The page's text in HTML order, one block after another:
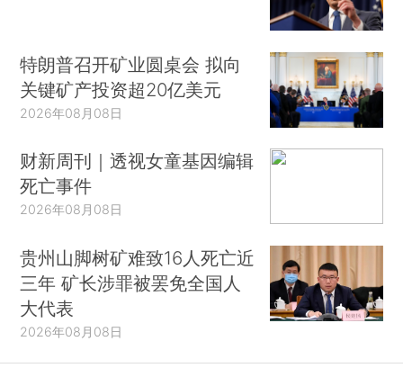
特朗普召开矿业圆桌会 拟向
关键矿产投资超20亿美元
2026年08月08日
财新周刊｜透视女童基因编辑
死亡事件
2026年08月08日
贵州山脚树矿难致16人死亡近
三年 矿长涉罪被罢免全国人
大代表
2026年08月08日